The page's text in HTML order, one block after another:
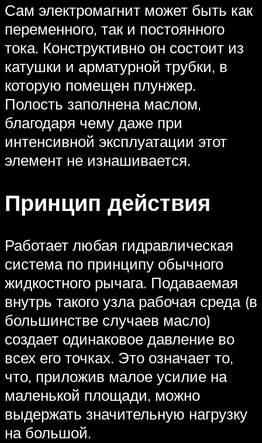
Сам электромагнит может быть как
переменного, так и постоянного
тока. Конструктивно он состоит из
катушки и арматурной трубки, в
которую помещен плунжер.
Полость заполнена маслом,
благодаря чему даже при
интенсивной эксплуатации этот
элемент не изнашивается.
Принцип действия
Работает любая гидравлическая
система по принципу обычного
жидкостного рычага. Подаваемая
внутрь такого узла рабочая среда (в
большинстве случаев масло)
создает одинаковое давление во
всех его точках. Это означает то,
что, приложив малое усилие на
маленькой площади, можно
выдержать значительную нагрузку
на большой.